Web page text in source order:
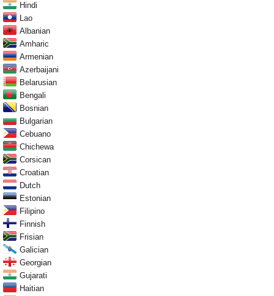
Hindi
Lao
Albanian
Amharic
Armenian
Azerbaijani
Belarusian
Bengali
Bosnian
Bulgarian
Cebuano
Chichewa
Corsican
Croatian
Dutch
Estonian
Filipino
Finnish
Frisian
Galician
Georgian
Gujarati
Haitian